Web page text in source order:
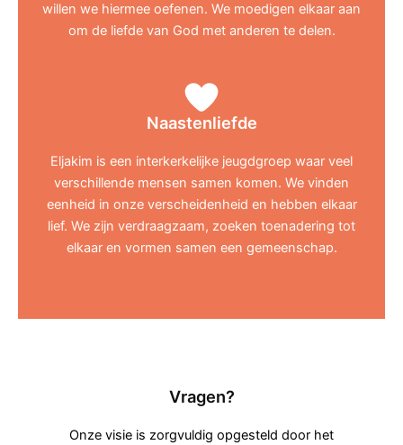
willen we hiermee oefenen. We moedigen elkaar aan
om de liefde van God met anderen te delen.
Naastenliefde
Eljakim is een interkerkelijke jeugdgroep waar veel
verschillende mensen samen komen. We vinden
eenheid in onze verscheidenheid en hebben elkaar
lief. We zijn verdraagzaam, zoeken toenadering tot
elkaar en vormen samen een gemeenschap.
Vragen?
Onze visie is zorgvuldig opgesteld door het